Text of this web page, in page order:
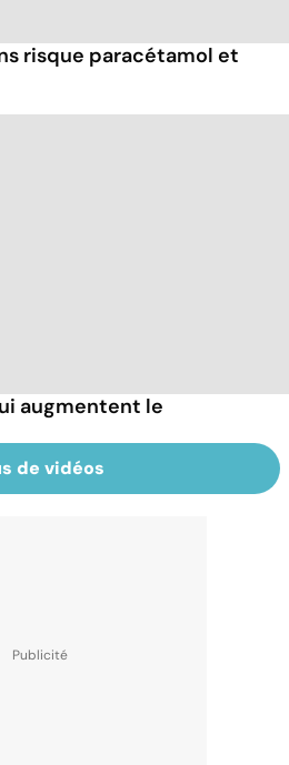
risque paracétamol et
augmentent le
de vidéos